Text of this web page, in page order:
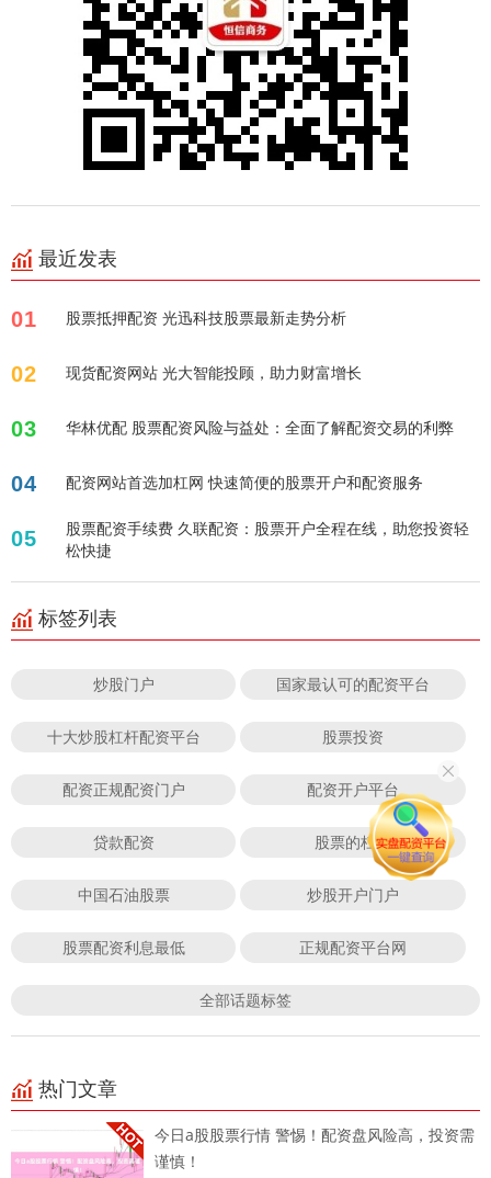
最近发表
01 股票抵押配资 光迅科技股票最新走势分析
02 现货配资网站 光大智能投顾，助力财富增长
03 华林优配 股票配资风险与益处：全面了解配资交易的利弊
04 配资网站首选加杠网 快速简便的股票开户和配资服务
05
股票配资手续费 久联配资：股票开户全程在线，助您投资轻
松快捷
标签列表
炒股门户 国家最认可的配资平台
十大炒股杠杆配资平台 股票投资
配资正规配资门户 配资开户平台
贷款配资 股票的杠杆
中国石油股票 炒股开户门户
股票配资利息最低 正规配资平台网
全部话题标签
热门文章
今日a股股票行情 警惕！配资盘风险高，投资需
谨慎！